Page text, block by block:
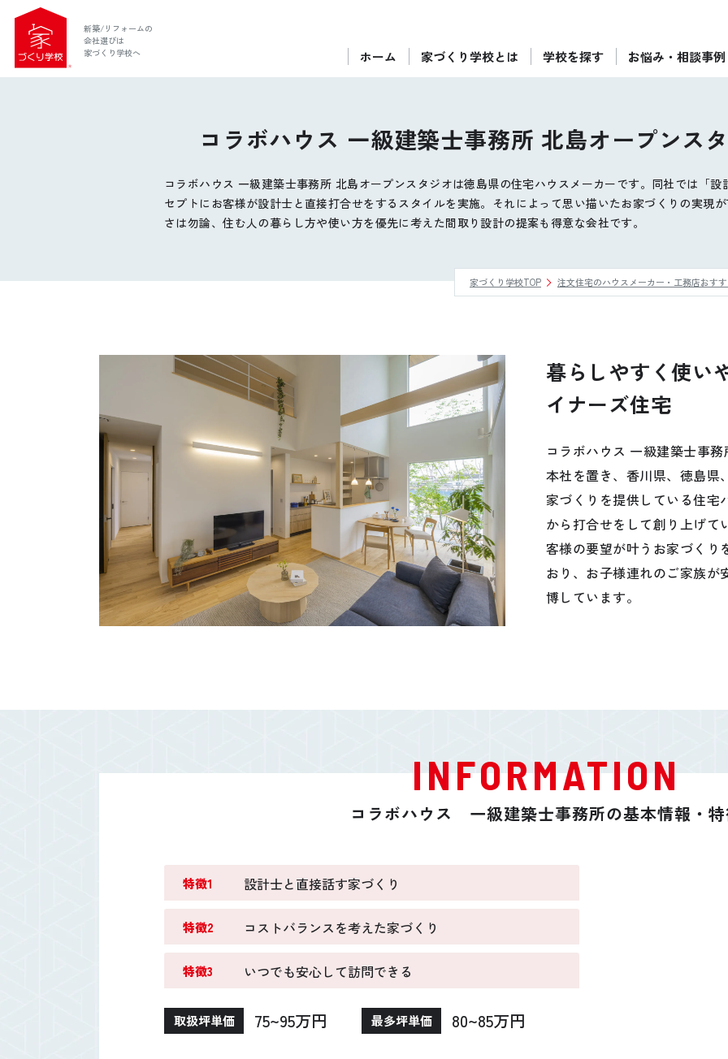
新築/リフォームの
会社選びは
家づくり学校へ
ホーム 家づくり学校とは 学校を探す お悩み・相談事例
ぴったりの住宅会社をご提案
後悔しない家づくりをレクチャー
ご利用は無料！全国20校
お近くの学校を探す
よくある質問
ご利用者の声・実例
お役立ち情報
YOUTUBE Instagram
コラボハウス 一級建築士事務所 北島オープンス
コラボハウス 一級建築士事務所 北島オープンスタジオは徳島県の住宅ハウスメーカーです。同社では「
セプトにお客様が設計士と直接打合せをするスタイルを実施。それによって思い描いたお家づくりの実現
さは勿論、住む人の暮らし方や使い方を優先に考えた間取り設計の提案も得意な会社です。
家づくり学校TOP 注文住宅のハウスメーカー・工務店おす
暮らしやすく使い
イナーズ住宅
コラボハウス 一級建築士事
本社を置き、香川県、徳島県
家づくりを提供している住宅
から打合せをして創り上げて
客様の要望が叶うお家づくり
おり、お子様連れのご家族が
博しています。
INFORMATION
コラボハウス 一級建築士事務所の基本情報・
特徴1 設計士と直接話す家づくり
特徴2 コストバランスを考えた家づくり
特徴3 いつでも安心して訪問できる
取扱坪単価 75~95万円 最多坪単価 80~85万円